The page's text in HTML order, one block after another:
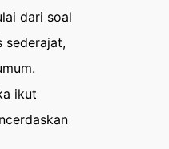
dari soal
sederajat,
ikut